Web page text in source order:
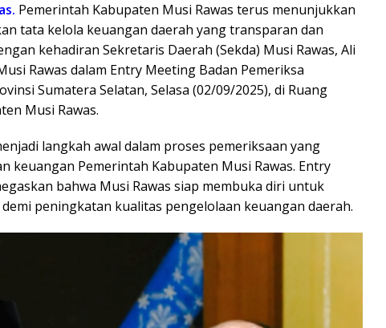
Pemerintah Kabupaten Musi Rawas terus menunjukkan
tata kelola keuangan daerah yang transparan dan
kehadiran Sekretaris Daerah (Sekda) Musi Rawas, Ali
Rawas dalam Entry Meeting Badan Pemeriksa
Sumatera Selatan, Selasa (02/09/2025), di Ruang
Musi Rawas.
langkah awal dalam proses pemeriksaan yang
keuangan Pemerintah Kabupaten Musi Rawas. Entry
bahwa Musi Rawas siap membuka diri untuk
peningkatan kualitas pengelolaan keuangan daerah.